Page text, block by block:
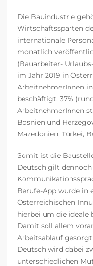
Die Bauindustrie
Wirtschaftssparten
internationale
monatlich
(Bauarbeiter-
im Jahr 2019 in
ArbeitnehmerInnen
beschäftigt. 37%
ArbeitnehmerInnen
Bosnien und
Mazedonien, Türkei,
Somit ist die
Deutsch gilt
Berufe-App wurde in
Österreichischen
hierbei um die ideale
Damit soll allem
Arbeitsablauf
Deutsch wird dabei
unterschiedlichen